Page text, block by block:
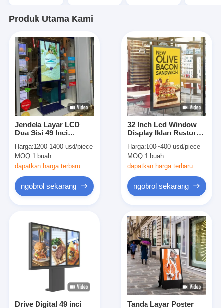
Produk Utama Kami
Jendela Layar LCD
Dua Sisi 49 Inci
Monitor Dua Sisi
Harga:1200-1400 usd/piece
MOQ:1 buah
dapatkan harga terbaru
ngobrol sekarang
32 Inch Lcd Window
Display Iklan Restoran
Harga:100~400 usd/piece
MOQ:1 buah
dapatkan harga terbaru
ngobrol sekarang
Drive Digital 49 inci
Tanda Layar Poster